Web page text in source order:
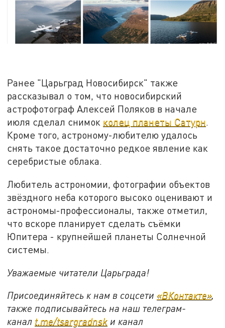
Ранее "Царьград Новосибирск" также
рассказывал о том, что новосибирский
астрофотограф Алексей Поляков в начале
июля сделал снимок колец планеты Сатурн.
Кроме того, астроному-любителю удалось
снять такое достаточно редкое явление как
серебристые облака.
Любитель астрономии, фотографии объектов
звёздного неба которого высоко оценивают и
астрономы-профессионалы, также отметил,
что вскоре планирует сделать съёмки
Юпитера - крупнейшей планеты Солнечной
системы.
Уважаемые читатели Царьграда!
Присоединяйтесь к нам в соцсети «ВКонтакте»,
также подписывайтесь на наш телеграм-
канал t.me/tsargradnsk и канал